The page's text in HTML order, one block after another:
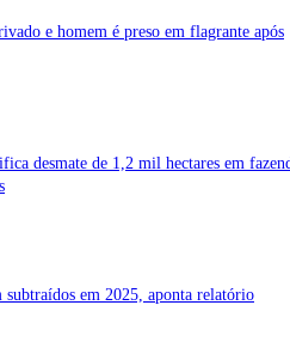
e homem é preso em flagrante após
desmate de 1,2 mil hectares em
em 2025, aponta relatório